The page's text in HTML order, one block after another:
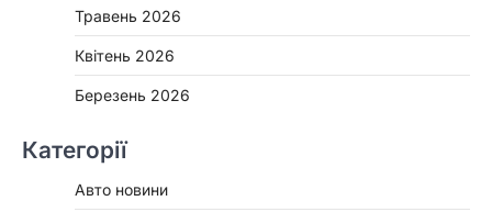
Травень 2026
Квітень 2026
Березень 2026
Категорії
Авто новини